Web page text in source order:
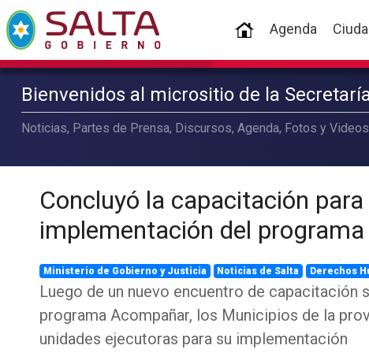
(current)
Agenda
Bienvenidos al micrositio de la
Noticias, Partes de Prensa, Discursos, Agenda, Fotos y
Concluyó la capacitación para
implementación del
Ministerio de Gobierno y Justicia Noticias de Salta Derechos
Luego de un nuevo encuentro de capacitación
programa Acompañar, los Municipios de la
unidades ejecutoras para su implementación